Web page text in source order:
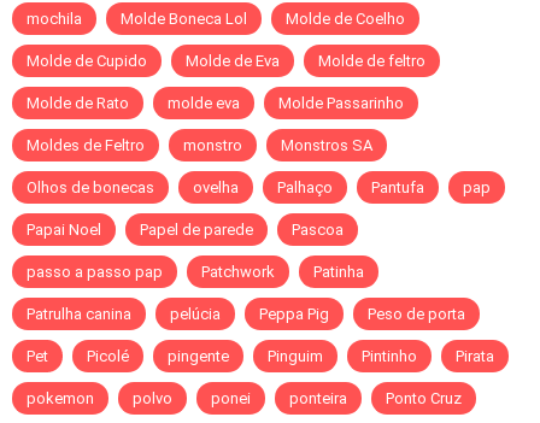
mochila Molde Boneca Lol Molde de Coelho
Molde de Cupido Molde de Eva Molde de feltro
Molde de Rato molde eva Molde Passarinho
Moldes de Feltro monstro Monstros SA
Olhos de bonecas ovelha Palhaço Pantufa pap
Papai Noel Papel de parede Pascoa
passo a passo pap Patchwork Patinha
Patrulha canina pelúcia Peppa Pig Peso de porta
Pet Picolé pingente Pinguim Pintinho Pirata
pokemon polvo ponei ponteira Ponto Cruz